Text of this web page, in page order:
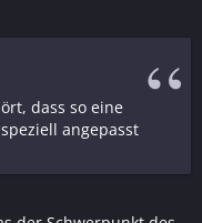
dass so eine
angepasst